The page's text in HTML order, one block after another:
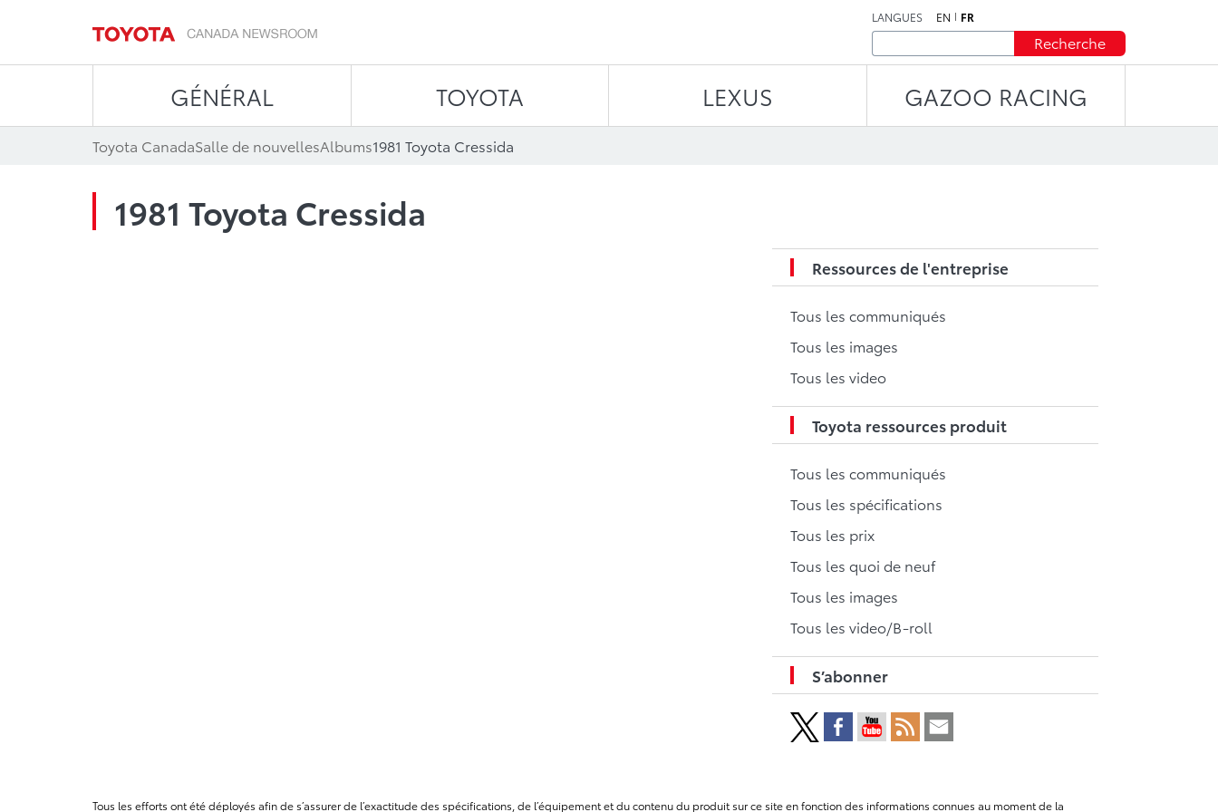
LANGUES EN FR
Recherche
GÉNÉRAL TOYOTA LEXUS GAZOO RACING
Toyota CanadaSalle de nouvellesAlbums1981 Toyota Cressida
1981 Toyota Cressida
Ressources de l'entreprise
Tous les communiqués
Tous les images
Tous les video
Toyota ressources produit
Tous les communiqués
Tous les spécifications
Tous les prix
Tous les quoi de neuf
Tous les images
Tous les video/B-roll
S’abonner
Tous les efforts ont été déployés afin de s’assurer de l’exactitude des spécifications, de l’équipement et du contenu du produit sur ce site en fonction des informations connues au moment de la